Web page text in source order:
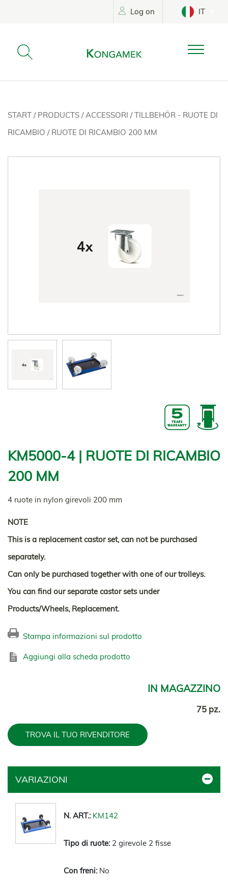
Log on IT
START / PRODUCTS /ACCESSORI /TILLBEHÖR - RUOTE DI
RICAMBIO / RUOTE DI RICAMBIO 200 MM
KM5000-4 | RUOTE DI RICAMBIO
200 MM
4 ruote in nylon girevoli 200 mm
NOTE
This is a replacement castor set, can not be purchased
separately.
Can only be purchased together with one of our trolleys.
You can find our separate castor sets under
Products/Wheels, Replacement.
Stampa informazioni sul prodotto
Aggiungi alla scheda prodotto
IN MAGAZZINO
75 pz.
TROVA IL TUO RIVENDITORE
VARIAZIONI
KM142
2 girevole 2 fisse
No